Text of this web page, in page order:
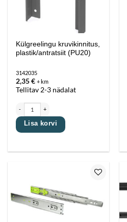
Külgreelingu kruvikinnitus,
plastik/antratsiit (PU20)
3142035
2,35€ + km
Tellitav 2-3 nädalat
Lisa korvi
lemmikutesse